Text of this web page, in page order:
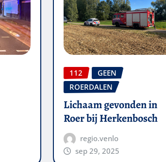
112
GEEN
ROERDALEN
Lichaam gevonden in
Roer bij Herkenbosch
regio.venlo
sep 29, 2025